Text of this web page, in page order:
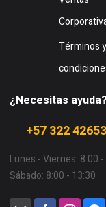
Términos y
¿Necesitas ayuda?
+57 322
Lunes - Viernes: 8:00
Sábado: 8:00 - 13:30